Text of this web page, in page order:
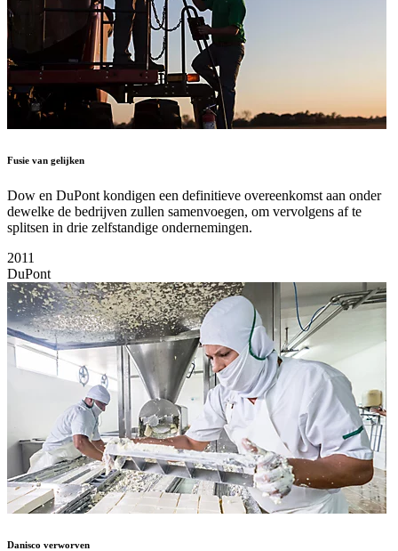
Fusie van gelijken
Dow en DuPont kondigen een definitieve overeenkomst aan onder
dewelke de bedrijven zullen samenvoegen, om vervolgens af te
splitsen in drie zelfstandige ondernemingen.
2011
DuPont
Danisco verworven